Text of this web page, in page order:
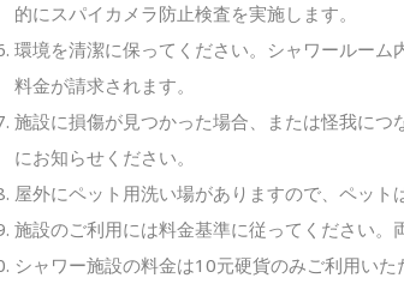
的にスパイカメラ防止検査を実施します。
環境を清潔に保ってください。シャワールー
料金が請求されます。
施設に損傷が見つかった場合、または怪我に
にお知らせください。
屋外にペット用洗い場がありますので、ペット
施設のご利用には料金基準に従ってください。
シャワー施設の料金は10元硬貨のみご利用い